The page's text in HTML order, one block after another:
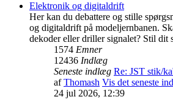
Elektronik og digitaldrift
Her kan du debattere og stille
og digitaldrift på modeljernbanen.
dekoder eller driller signalet? Stil dit
1574 Emner
12436 Indlæg
Seneste indlæg Re: JST stik/
afThomash Vis det seneste
24 jul 2026, 12:39